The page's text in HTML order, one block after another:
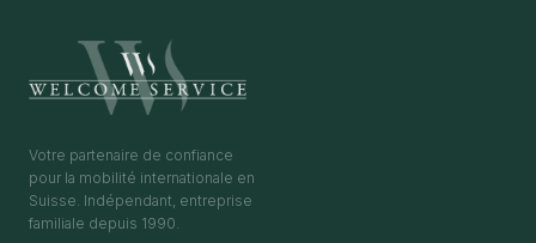
Votre partenaire de confiance
pour la mobilité internationale en
Suisse. Indépendant, entreprise
familiale depuis 1990.